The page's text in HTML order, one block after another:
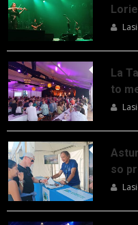
La
to
so